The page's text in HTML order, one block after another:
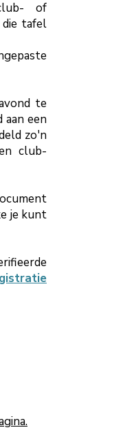
of
die tafel
te
een
zo'n
club-
je kunt